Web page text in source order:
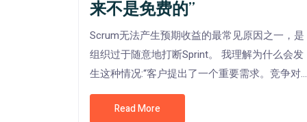
来不是免费的”
Scrum无法产生预期收益的最常见原因之一，是
组织过于随意地打断Sprint。 我理解为什么会发
生这种情况:“客户提出了一个重要需求。竞争对...
Read More